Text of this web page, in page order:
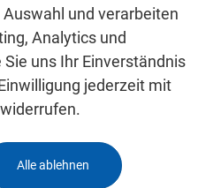
und verarbeiten
Analytics und
uns Ihr Einverständnis
jederzeit mit
Alle ablehnen